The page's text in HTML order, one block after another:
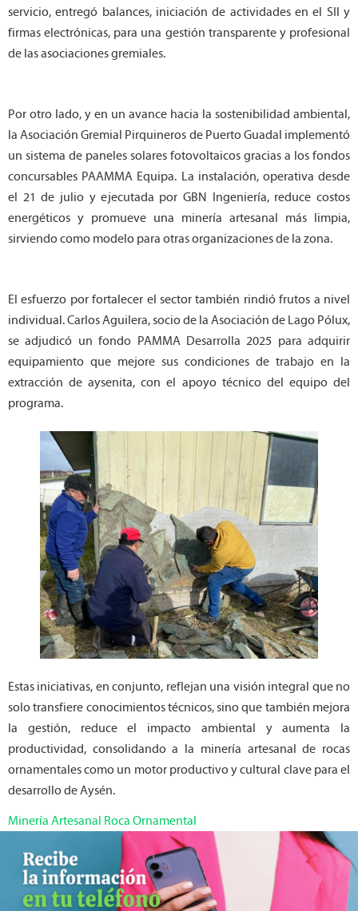
servicio, entregó balances, iniciación de actividades en el SII y
firmas electrónicas, para una gestión transparente y profesional
de las asociaciones gremiales.
Por otro lado, y en un avance hacia la sostenibilidad ambiental,
la Asociación Gremial Pirquineros de Puerto Guadal implementó
un sistema de paneles solares fotovoltaicos gracias a los fondos
concursables PAAMMA Equipa. La instalación, operativa desde
el 21 de julio y ejecutada por GBN Ingeniería, reduce costos
energéticos y promueve una minería artesanal más limpia,
sirviendo como modelo para otras organizaciones de la zona.
El esfuerzo por fortalecer el sector también rindió frutos a nivel
individual. Carlos Aguilera, socio de la Asociación de Lago Pólux,
se adjudicó un fondo PAMMA Desarrolla 2025 para adquirir
equipamiento que mejore sus condiciones de trabajo en la
extracción de aysenita, con el apoyo técnico del equipo del
programa.
Estas iniciativas, en conjunto, reflejan una visión integral que no
solo transfiere conocimientos técnicos, sino que también mejora
la gestión, reduce el impacto ambiental y aumenta la
productividad, consolidando a la minería artesanal de rocas
ornamentales como un motor productivo y cultural clave para el
desarrollo de Aysén.
Minería Artesanal Roca Ornamental